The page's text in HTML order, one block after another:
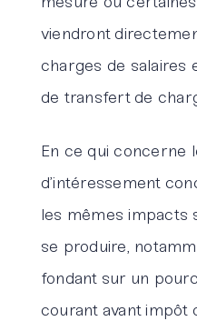
viendront
charges de salaires
de transfert de
En ce qui concerne
d’intéressement
les mêmes impacts
se produire,
fondant sur un
courant avant impôt